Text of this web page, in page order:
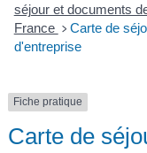
séjour et documents
France > Carte de
d'entreprise
Fiche pratique
Carte de